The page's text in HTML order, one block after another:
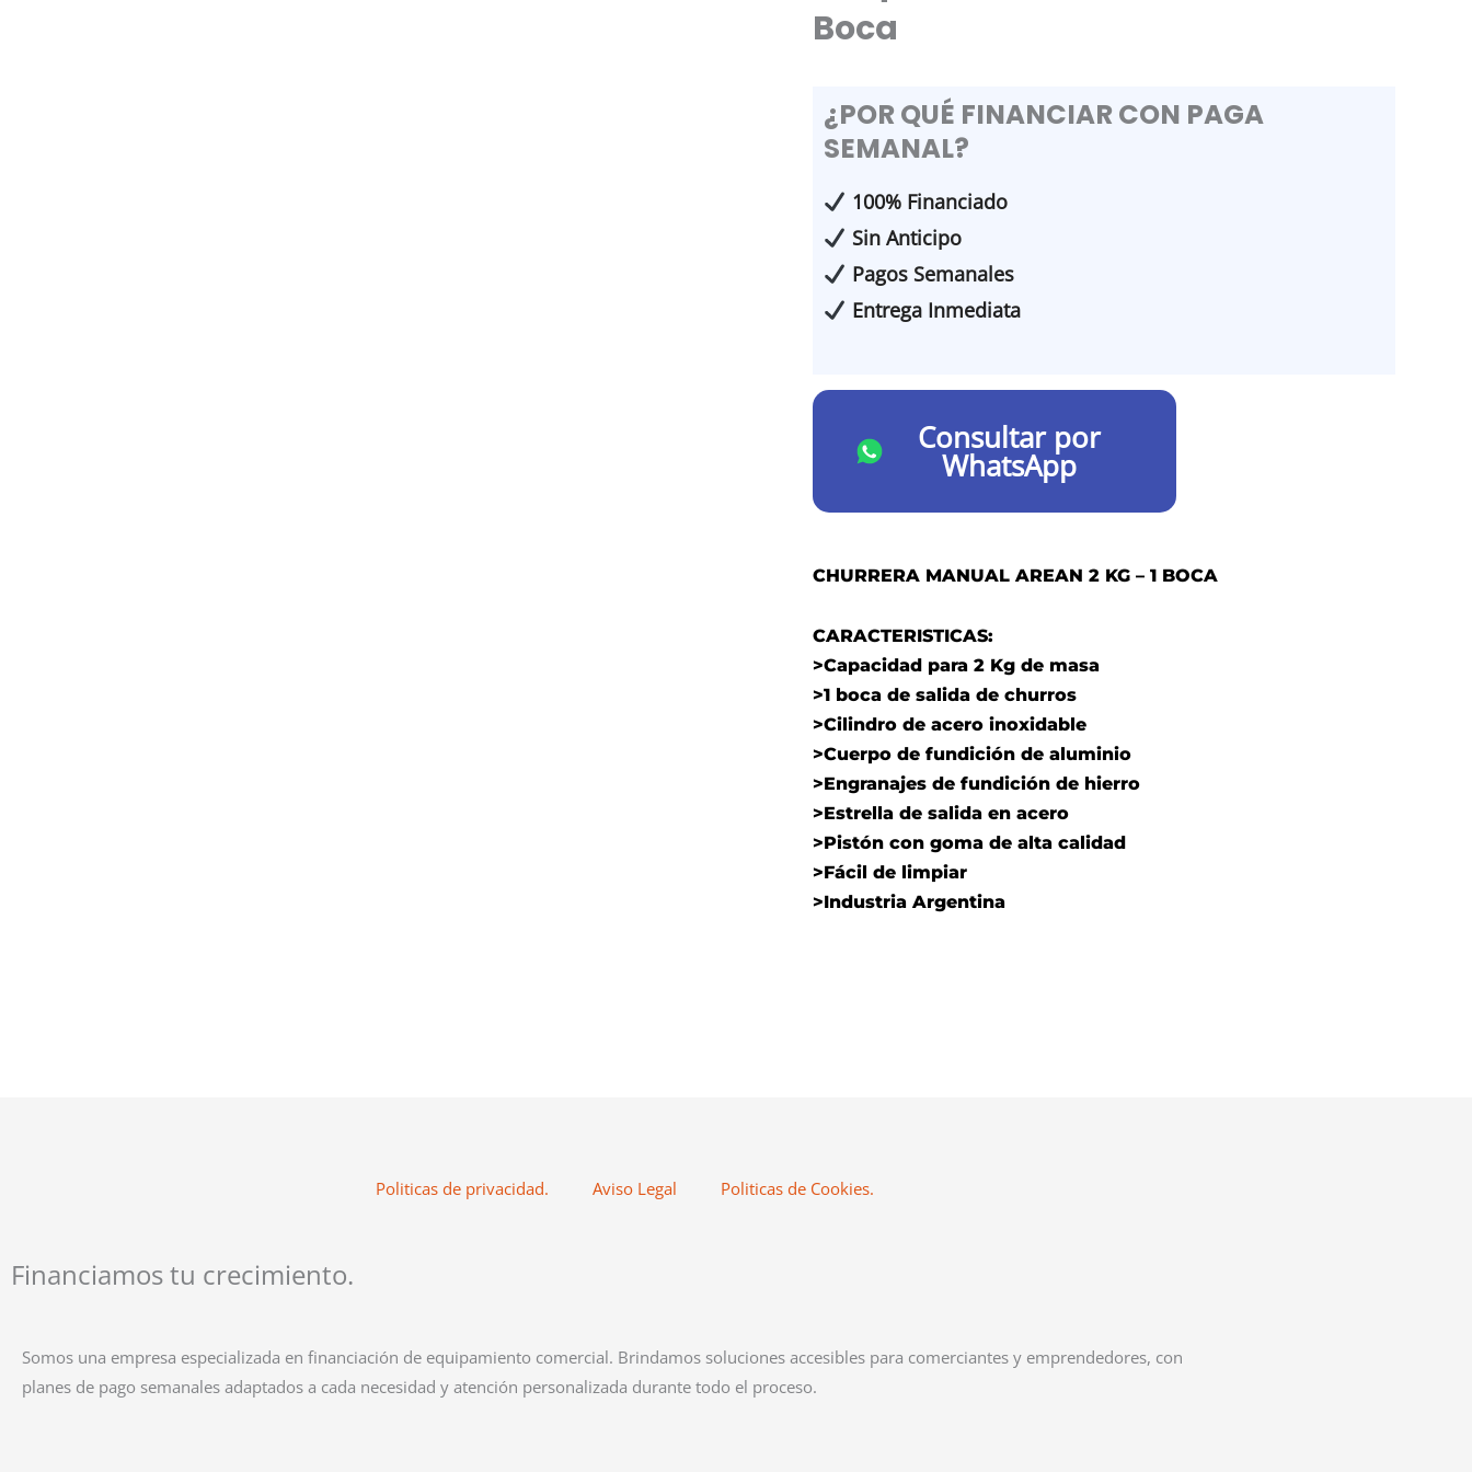
Boca
¿POR QUÉ FINANCIAR CON PAGA
SEMANAL?
100% Financiado
Sin Anticipo
Pagos Semanales
Entrega Inmediata
Consultar por
WhatsApp
CHURRERA MANUAL AREAN 2 KG – 1 BOCA
CARACTERISTICAS:
>Capacidad para 2 Kg de masa
>1 boca de salida de churros
>Cilindro de acero inoxidable
>Cuerpo de fundición de aluminio
>Engranajes de fundición de hierro
>Estrella de salida en acero
>Pistón con goma de alta calidad
>Fácil de limpiar
>Industria Argentina
Politicas de privacidad. Aviso Legal Politicas de Cookies.
Financiamos tu crecimiento.
Somos una empresa especializada en financiación de equipamiento comercial. Brindamos soluciones accesibles para comerciantes y emprendedores, con
planes de pago semanales adaptados a cada necesidad y atención personalizada durante todo el proceso.